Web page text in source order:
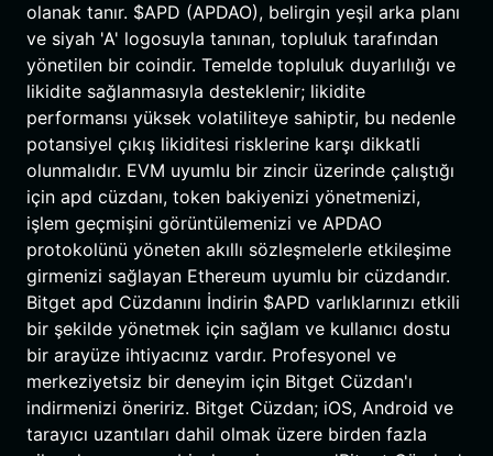
olanak tanır. $APD (APDAO), belirgin yeşil arka planı
ve siyah 'A' logosuyla tanınan, topluluk tarafından
yönetilen bir coindir. Temelde topluluk duyarlılığı ve
likidite sağlanmasıyla desteklenir; likidite
performansı yüksek volatiliteye sahiptir, bu nedenle
potansiyel çıkış likiditesi risklerine karşı dikkatli
olunmalıdır. EVM uyumlu bir zincir üzerinde çalıştığı
için apd cüzdanı, token bakiyenizi yönetmenizi,
işlem geçmişini görüntülemenizi ve APDAO
protokolünü yöneten akıllı sözleşmelerle etkileşime
girmenizi sağlayan Ethereum uyumlu bir cüzdandır.
Bitget apd Cüzdanını İndirin $APD varlıklarınızı etkili
bir şekilde yönetmek için sağlam ve kullanıcı dostu
bir arayüze ihtiyacınız vardır. Profesyonel ve
merkeziyetsiz bir deneyim için Bitget Cüzdan'ı
indirmenizi öneririz. Bitget Cüzdan; iOS, Android ve
tarayıcı uzantıları dahil olmak üzere birden fazla